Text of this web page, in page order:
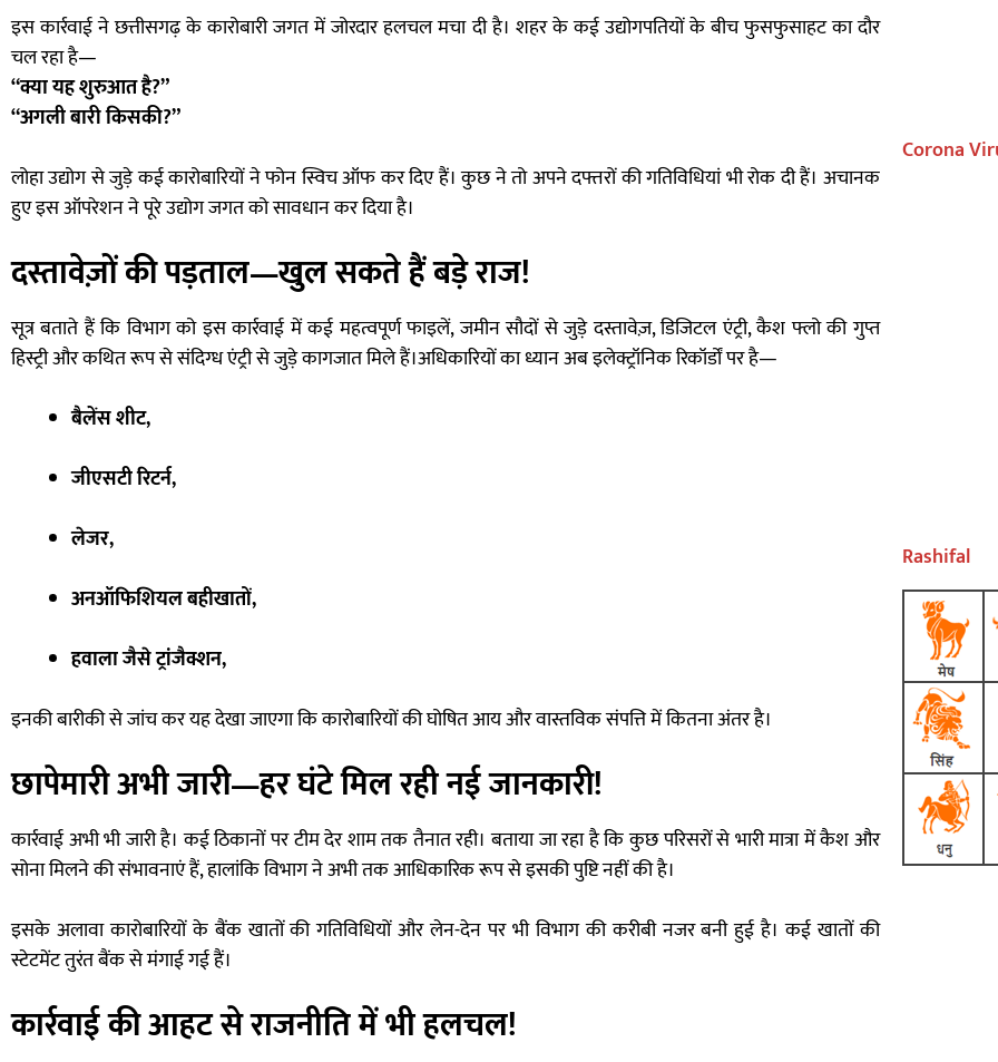
इस कार्रवाई ने छत्तीसगढ़ के कारोबारी जगत में जोरदार हलचल मचा दी है। शहर के कई उद्योगपतियों के बीच फुसफुसाहट का दौर
चल रहा है—
“क्या यह शुरुआत है?”
“अगली बारी किसकी?”
लोहा उद्योग से जुड़े कई कारोबारियों ने फोन स्विच ऑफ कर दिए हैं। कुछ ने तो अपने दफ्तरों की गतिविधियां भी रोक दी हैं। अचानक
हुए इस ऑपरेशन ने पूरे उद्योग जगत को सावधान कर दिया है।
दस्तावेज़ों की पड़ताल—खुल सकते हैं बड़े राज!
सूत्र बताते हैं कि विभाग को इस कार्रवाई में कई महत्वपूर्ण फाइलें, जमीन सौदों से जुड़े दस्तावेज़, डिजिटल एंट्री, कैश फ्लो की गुप्त
हिस्ट्री और कथित रूप से संदिग्ध एंट्री से जुड़े कागजात मिले हैं।अधिकारियों का ध्यान अब इलेक्ट्रॉनिक रिकॉर्डों पर है—
बैलेंस शीट,
जीएसटी रिटर्न,
लेजर,
अनऑफिशियल बहीखातों,
हवाला जैसे ट्रांजैक्शन,
इनकी बारीकी से जांच कर यह देखा जाएगा कि कारोबारियों की घोषित आय और वास्तविक संपत्ति में कितना अंतर है।
छापेमारी अभी जारी—हर घंटे मिल रही नई जानकारी!
कार्रवाई अभी भी जारी है। कई ठिकानों पर टीम देर शाम तक तैनात रही। बताया जा रहा है कि कुछ परिसरों से भारी मात्रा में कैश और
सोना मिलने की संभावनाएं हैं, हालांकि विभाग ने अभी तक आधिकारिक रूप से इसकी पुष्टि नहीं की है।
इसके अलावा कारोबारियों के बैंक खातों की गतिविधियों और लेन-देन पर भी विभाग की करीबी नजर बनी हुई है। कई खातों की
स्टेटमेंट तुरंत बैंक से मंगाई गई हैं।
कार्रवाई की आहट से राजनीति में भी हलचल!
Corona
Rashifal